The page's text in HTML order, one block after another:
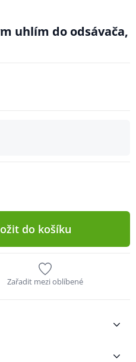
uhlím do odsávača,
do košíku
Zařadit mezi oblíbené